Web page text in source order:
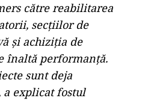
către reabilitarea
secțiilor de
și achiziția de
înaltă performanță.
sunt deja
a explicat fostul